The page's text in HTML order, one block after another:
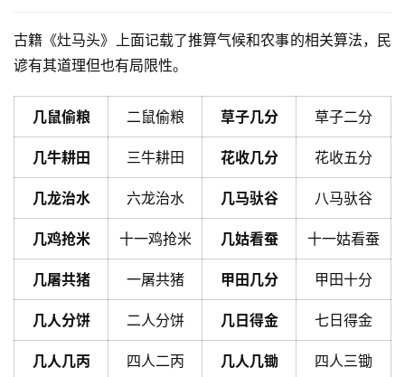
古籍《灶马头》上面记载了推算气候和农事的相关算法，民
谚有其道理但也有局限性。
几鼠偷粮 二鼠偷粮 草子几分 草子二分
几牛耕田 三牛耕田 花收几分 花收五分
几龙治水 六龙治水 几马驮谷 八马驮谷
几鸡抢米 十一鸡抢米 几姑看蚕 十一姑看蚕
几屠共猪 一屠共猪 甲田几分 甲田十分
几人分饼 二人分饼 几日得金 七日得金
几人几丙 四人二丙 几人几锄 四人三锄